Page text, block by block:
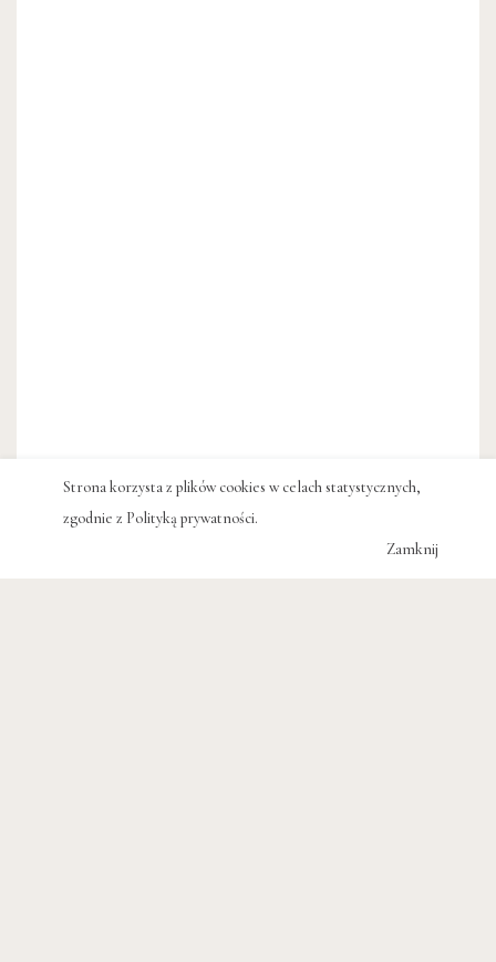
Strona korzysta z plików cookies w celach statystycznych,
zgodnie z Polityką prywatności.
Zamknij